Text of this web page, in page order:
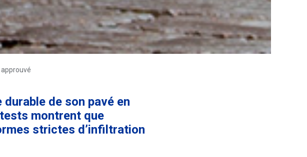
de son pavé en
montrent que
strictes d’infiltration